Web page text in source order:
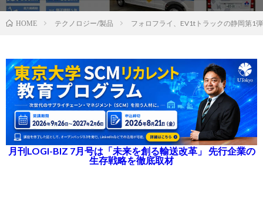
HOME テクノロジー/製品 フォロフライ、EV1tトラックの静岡第1
月刊LOGI-BIZ 7月号は「未来を創る輸送改革」 先行企業の
生存戦略を徹底取材